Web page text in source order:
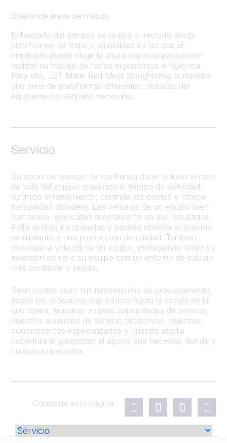
Diseño de áreas de trabajo
El faenado del ganado se realiza a menudo desde
plataformas de trabajo ajustables en las que el
empleado puede elegir la altura correcta para poder
realizar su trabajo de forma ergonómica e higiénica.
Para ello, JBT Marel Red Meat Slaughtering suministra
una serie de plataformas diferentes, dotadas del
equipamiento sanitario necesario.
Servicio
Su socio de servicio de confianza durante todo el ciclo
de vida del equipo: maximiza el tiempo de actividad,
optimiza el rendimiento, controla los costos y ofrece
tranquilidad duradera. Las ventajas de un equipo bien
mantenido repercuten directamente en sus resultados.
Evita averías inesperadas y permite obtener el máximo
rendimiento y una producción de calidad. También
prolonga la vida útil de su equipo, protegiendo tanto su
inversión como a su equipo con un entorno de trabajo
más confiable y seguro.
Sean cuales sean sus necesidades de procesamiento,
desde los productos que fabrica hasta la escala en la
que opera, nuestras amplias capacidades de servicio,
nuestros acuerdos de servicio proactivos, nuestros
conocimientos especializados y nuestra amplia
cobertura le garantizan el apoyo que necesita, donde y
cuando lo necesita.
Comparte esta página: